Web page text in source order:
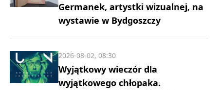
Germanek, artystki wizualnej, na
wystawie w Bydgoszczy
Wyjątkowy wieczór dla
wyjątkowego chłopaka.
2026-08-02, 08:30